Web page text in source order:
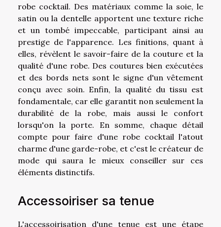
robe cocktail. Des matériaux comme la soie, le
satin ou la dentelle apportent une texture riche
et un tombé impeccable, participant ainsi au
prestige de l'apparence. Les finitions, quant à
elles, révèlent le savoir-faire de la couture et la
qualité d'une robe. Des coutures bien exécutées
et des bords nets sont le signe d'un vêtement
conçu avec soin. Enfin, la qualité du tissu est
fondamentale, car elle garantit non seulement la
durabilité de la robe, mais aussi le confort
lorsqu'on la porte. En somme, chaque détail
compte pour faire d'une robe cocktail l'atout
charme d'une garde-robe, et c'est le créateur de
mode qui saura le mieux conseiller sur ces
éléments distinctifs.
Accessoiriser sa tenue
L'accessoirisation d'une tenue est une étape